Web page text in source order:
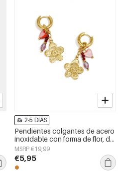
2-5 DÍAS
Pendientes colgantes de acero
inoxidable con forma de flor, de
la serie Daily Simple, joyería para
mujer.
MSRP €19,99
€5,95